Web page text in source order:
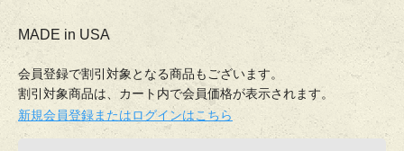
MADE in USA
会員登録で割引対象となる商品もございます。
割引対象商品は、カート内で会員価格が表示されます。
新規会員登録またはログインはこちら